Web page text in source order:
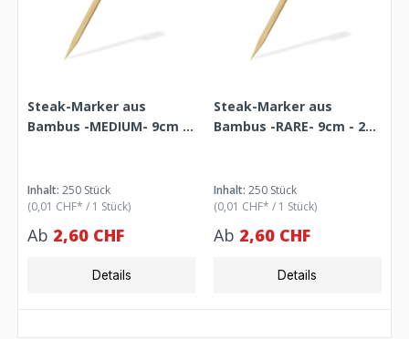
Steak-Marker aus
Bambus -MEDIUM- 9cm -
Inhalt:250 Stück
(0,01 CHF* / 1 Stück)
Ab 2,60 CHF
Details
Steak-Marker aus
Bambus -RARE- 9cm - 250
Inhalt: 250 Stück
(0,01 CHF* / 1 Stück)
Ab 2,60 CHF
Details